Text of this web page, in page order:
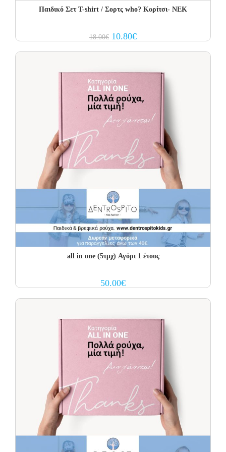
Παιδικό Σετ Τ-shirt / Σορτς who? Κορίτσι- NEK
18.00€ Original
price
10.80€Current
price
all in one (5τμχ) Αγόρι 1 έτους
50.00€